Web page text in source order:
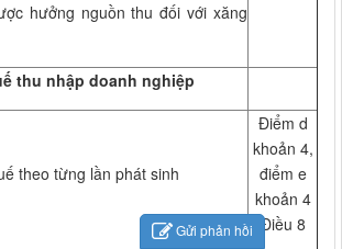
hưởng nguồn thu đối với xăng
thu nhập doanh nghiệp
theo từng lần phát sinh
Điểm d
khoản 4,
điểm e
khoản 4
Điều 8
Gửi phản hồi